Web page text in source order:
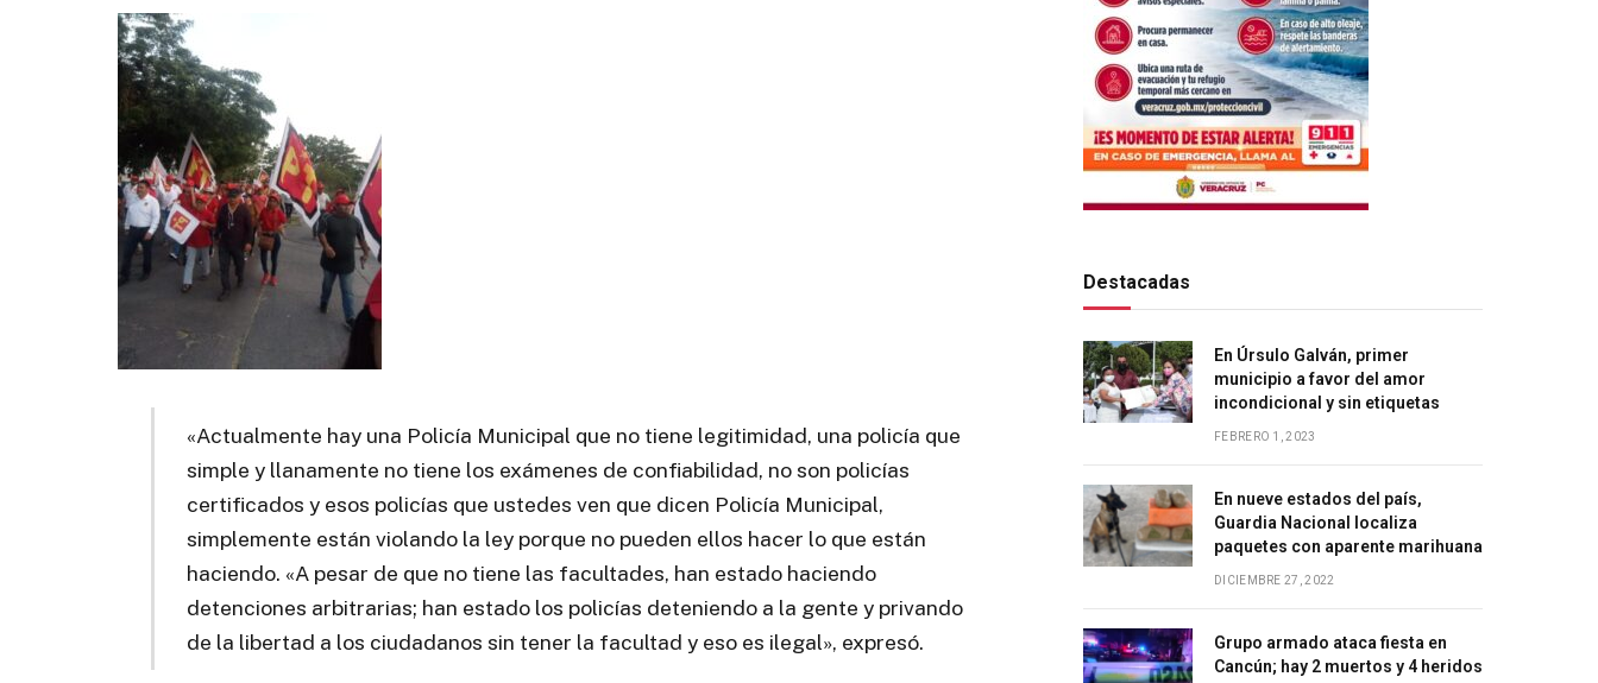
«Actualmente hay una Policía Municipal que no tiene legitimidad, una policía que
simple y llanamente no tiene los exámenes de confiabilidad, no son policías
certificados y esos policías que ustedes ven que dicen Policía Municipal,
simplemente están violando la ley porque no pueden ellos hacer lo que están
haciendo. «A pesar de que no tiene las facultades, han estado haciendo
detenciones arbitrarias; han estado los policías deteniendo a la gente y privando
de la libertad a los ciudadanos sin tener la facultad y eso es ilegal», expresó.
Destacadas
En Úrsulo Galván, primer
municipio a favor del amor
incondicional y sin etiquetas
FEBRERO 1, 2023
En nueve estados del país,
Guardia Nacional localiza
paquetes con aparente marihuana
DICIEMBRE 27, 2022
Grupo armado ataca fiesta en
Cancún; hay 2 muertos y 4 heridos